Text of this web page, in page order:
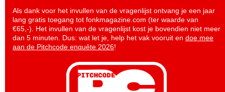
Als dank voor het invullen van de vragenlijst ontvang je een jaar
lang gratis toegang tot fonkmagazine.com (ter waarde van
€65,-). Het invullen van de vragenlijst kost je bovendien niet meer
dan 5 minuten. Dus: wat let je, help het vak vooruit en doe mee
aan de Pitchcode enquête 2026!